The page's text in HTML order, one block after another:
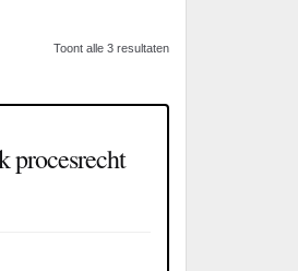
Toont alle 3 resultaten
procesrecht